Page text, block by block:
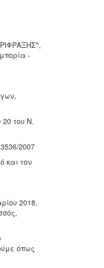
“,
-
του Ν.
2007
και τον
2018,
όπως